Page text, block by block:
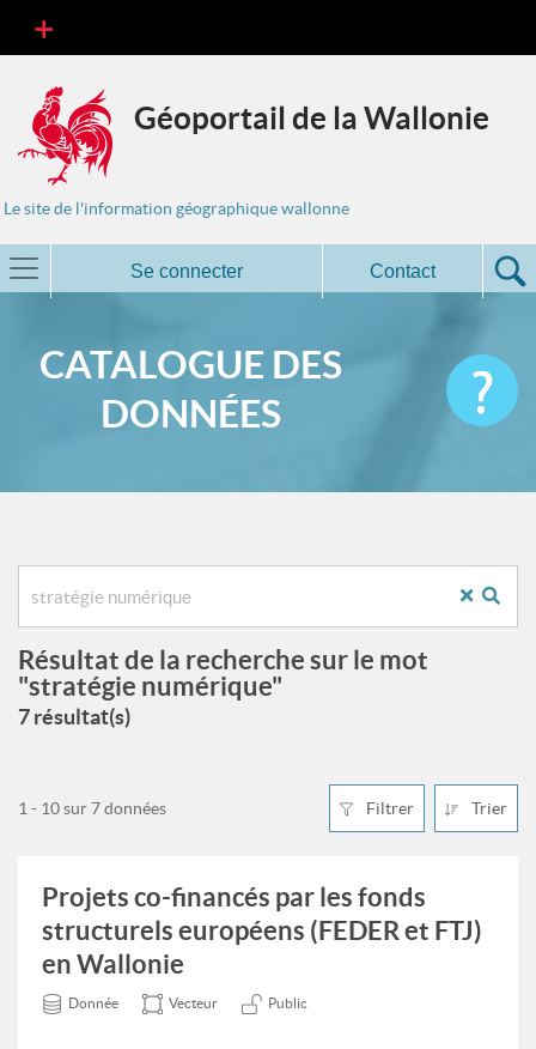
Géoportail de la Wallonie
Le site de l'information géographique wallonne
Se connecter Contact
CATALOGUE DES
DONNÉES
Résultat de la recherche sur le mot
"stratégie numérique"
7 résultat(s)
Filtrer Trier
1 - 10 sur 7 données
Projets co-financés par les fonds
structurels européens (FEDER et FTJ)
en Wallonie
Donnée Vecteur Public